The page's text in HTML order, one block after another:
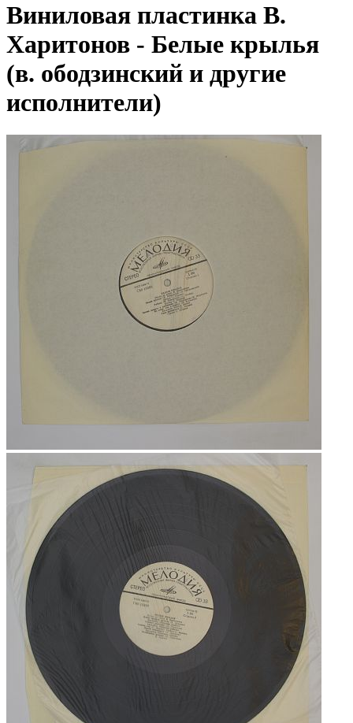
Виниловая пластинка В.
Харитонов - Белые крылья
(в. ободзинский и другие
исполнители)